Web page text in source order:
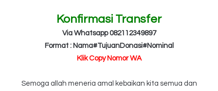
Konfirmasi Transfer
Via Whatsapp 082112349897
Format : Nama#TujuanDonasi#Nominal
Klik Copy Nomor WA
Semoga allah meneria amal kebaikan kita semua dan